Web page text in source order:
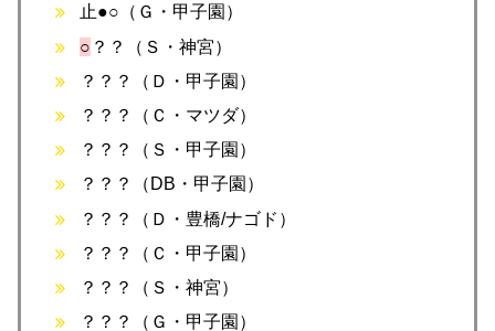
止●○（Ｇ・甲子園）
○ ？？（Ｓ・神宮）
？？？（Ｄ・甲子園）
？？？（Ｃ・マツダ）
？？？（Ｓ・甲子園）
？？？（DB・甲子園）
？？？（Ｄ・豊橋/ナゴド）
？？？（Ｃ・甲子園）
？？？（Ｓ・神宮）
？？？（Ｇ・甲子園）